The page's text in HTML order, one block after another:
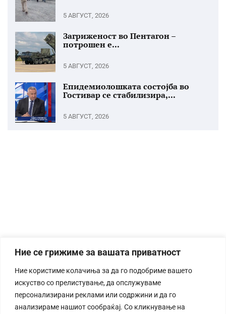
Ние се грижиме за вашата приватност
Ние користиме колачиња за да го подобриме вашето
искуство со прелистување, да опслужуваме
персонализирани реклами или содржини и да го
анализираме нашиот сообраќај. Со кликнување на
5 АВГУСТ, 2026
Загриженост во Пентагон –
потрошен е...
5 АВГУСТ, 2026
Епидемиолошката состојба во
Гостивар се стабилизира,...
5 АВГУСТ, 2026